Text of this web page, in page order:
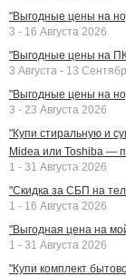
"Выгодные цены на
3 - 16 Августа 2026
"Выгодные цены на
3 Августа - 13
"Выгодные цены на
3 - 23 Августа 2026
"Купи стиральную и
Midea или Toshiba —
1 - 31 Августа 2026
"Скидка за СБП на
1 - 16 Августа 2026
"Выгодная цена на
1 - 31 Августа 2026
"Купи комплект